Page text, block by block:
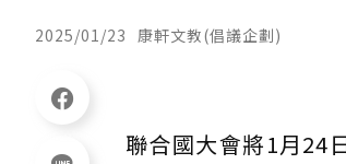
2025/01/23 康軒文教(倡議企劃)
聯合國大會將1月